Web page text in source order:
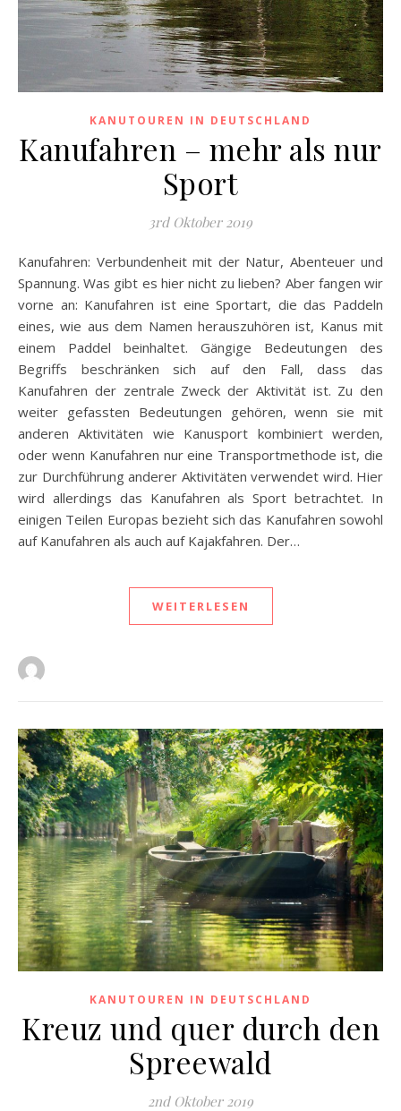
KANUTOUREN IN DEUTSCHLAND
Kanufahren – mehr als nur
Sport
3rd Oktober 2019
Kanufahren: Verbundenheit mit der Natur, Abenteuer und
Spannung. Was gibt es hier nicht zu lieben? Aber fangen wir
vorne an: Kanufahren ist eine Sportart, die das Paddeln
eines, wie aus dem Namen herauszuhören ist, Kanus mit
einem Paddel beinhaltet. Gängige Bedeutungen des
Begriffs beschränken sich auf den Fall, dass das
Kanufahren der zentrale Zweck der Aktivität ist. Zu den
weiter gefassten Bedeutungen gehören, wenn sie mit
anderen Aktivitäten wie Kanusport kombiniert werden,
oder wenn Kanufahren nur eine Transportmethode ist, die
zur Durchführung anderer Aktivitäten verwendet wird. Hier
wird allerdings das Kanufahren als Sport betrachtet. In
einigen Teilen Europas bezieht sich das Kanufahren sowohl
auf Kanufahren als auch auf Kajakfahren. Der…
WEITERLESEN
KANUTOUREN IN DEUTSCHLAND
Kreuz und quer durch den
Spreewald
2nd Oktober 2019